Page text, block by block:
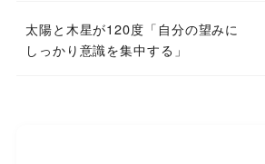
太陽と木星が120度「自分の望みに
しっかり意識を集中する」